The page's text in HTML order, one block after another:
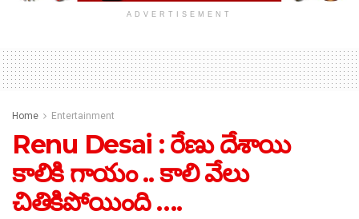
ADVERTISEMENT
Home Entertainment
Renu Desai : రేణు దేశాయి
కాలికి గాయం .. కాలి వేలు
చితికిపోయింది ….